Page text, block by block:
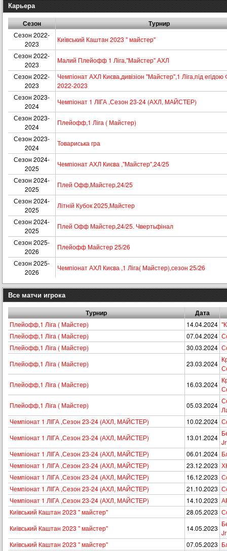
Карьера
Сезон Турнир
Сезон 2022-
2023
Київський Каштан 2023 " майстер"
Сезон 2022-
2023
Малий Плейофф 1 Ліга,"Майстер" АХЛ
Сезон 2022-
2023
Чемпіонат АХЛ Києва,дивізіон "Майстер",1 Лiга,пiд
2022-2023
Сезон 2023-
2024
Чемпіонат 1 ЛІГА ,Сезон 23-24 (АХЛ, МАЙСТЕР)
Сезон 2023-
2024
Плейофф,1 Ліга ( Майстер)
Сезон 2023-
2024
Товариська гра
Сезон 2024-
2025
Чемпіонат АХЛ Києва ,"Майстер",24/25
Сезон 2024-
2025
Плей Офф,Майстер,24/25
Сезон 2024-
2025
Літній Кубок 2025,Майстер
Сезон 2024-
2025
Плей Офф Майстер,24/25. Чвертьфінал
Сезон 2025-
2026
Плейофф Майстер 25/26
Сезон 2025-
2026
Чемпіонат АХЛ Києва ,1 Ліга( Майстер),сезон 25/26
Все матчи игрока
Турнир Дата
Плейофф,1 Ліга ( Майстер) 14.04.2024
Плейофф,1 Ліга ( Майстер)
07.04.2024
Плейофф,1 Ліга ( Майстер)
30.03.2024
Плейофф,1 Ліга ( Майстер)
23.03.2024
Плейофф,1 Ліга ( Майстер)
16.03.2024
Плейофф,1 Ліга ( Майстер)
05.03.2024
Чемпіонат 1 ЛІГА ,Сезон 23-24 (АХЛ, МАЙСТЕР)
10.02.2024
Чемпіонат 1 ЛІГА ,Сезон 23-24 (АХЛ, МАЙСТЕР)
13.01.2024
Jr
Чемпіонат 1 ЛІГА ,Сезон 23-24 (АХЛ, МАЙСТЕР)
06.01.2024
Чемпіонат 1 ЛІГА ,Сезон 23-24 (АХЛ, МАЙСТЕР)
23.12.2023
Чемпіонат 1 ЛІГА ,Сезон 23-24 (АХЛ, МАЙСТЕР)
16.12.2023
Чемпіонат 1 ЛІГА ,Сезон 23-24 (АХЛ, МАЙСТЕР)
21.10.2023
Чемпіонат 1 ЛІГА ,Сезон 23-24 (АХЛ, МАЙСТЕР)
14.10.2023
Київський Каштан 2023 " майстер"
28.05.2023
Київський Каштан 2023 " майстер"
14.05.2023
Jr
Київський Каштан 2023 " майстер"
07.05.2023